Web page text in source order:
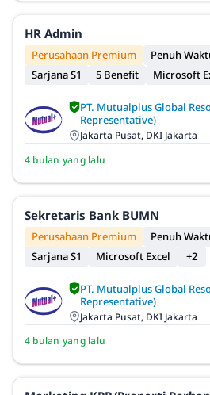
HR Admin
Perusahaan Premium
Penuh
Sarjana S1
5 Benefit Microsoft
PT. Mutualplus Global
Representative)
Jakarta Pusat, DKI Jakarta
4 bulan yang lalu
Sekretaris Bank BUMN
Perusahaan Premium
Penuh
Sarjana S1
Microsoft Excel +2
PT. Mutualplus Global
Representative)
Jakarta Pusat, DKI Jakarta
4 bulan yang lalu